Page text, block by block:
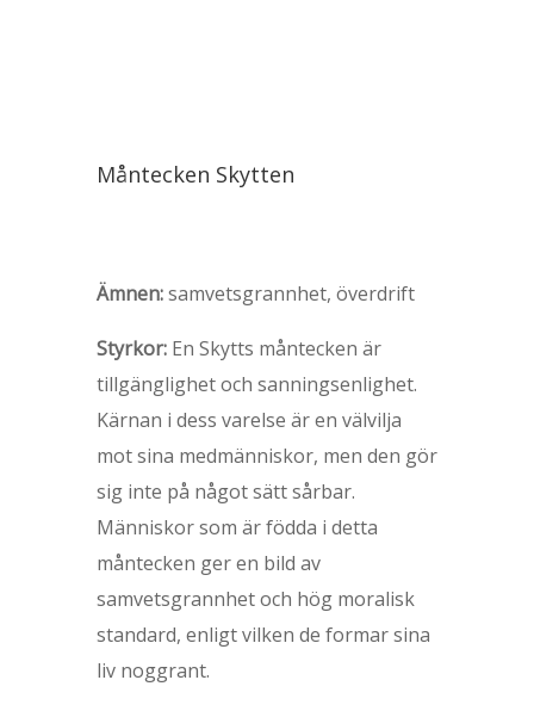
Måntecken Skytten
Ämnen:samvetsgrannhet, överdrift
Styrkor:En Skytts måntecken är
tillgänglighet och sanningsenlighet.
Kärnan i dess varelse är en välvilja
mot sina medmänniskor, men den gör
sig inte på något sätt sårbar.
Människor som är födda i detta
måntecken ger en bild av
samvetsgrannhet och hög moralisk
standard, enligt vilken de formar sina
liv noggrant.